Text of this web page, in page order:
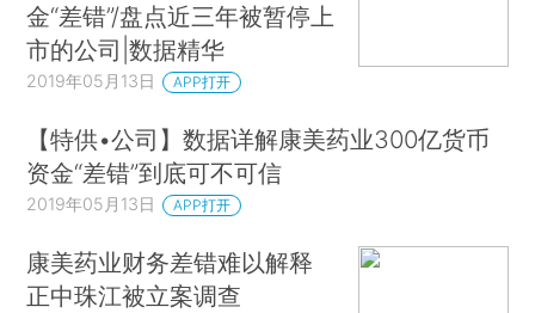
金“差错”/盘点近三年被暂停上
市的公司|数据精华
2019年05月13日 APP打开
【特供•公司】数据详解康美药业300亿货币
资金“差错”到底可不可信
2019年05月13日 APP打开
康美药业财务差错难以解释
正中珠江被立案调查